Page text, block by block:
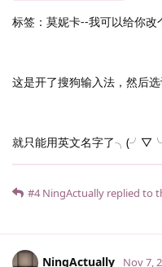
标签：莫妮卡--我可以给你改
这是开了搜狗输入法，然后
就只能用英文名字了
#4 NingActually replied to
NingActually Nov 7,